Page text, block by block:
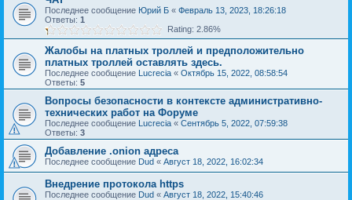
Последнее сообщение Юрий Б « Февраль 13, 2023, 18:26:18
Ответы: 1
Rating: 2.86%
Жалобы на платных троллей и предположительно
платных троллей оставлять здесь.
Последнее сообщение Lucrecia « Октябрь 15, 2022, 08:58:54
Ответы: 5
Вопросы безопасности в контексте административно-
технических работ на Форуме
Последнее сообщение Lucrecia « Сентябрь 5, 2022, 07:59:38
Ответы: 3
Добавление .onion адреса
Последнее сообщение Dud « Август 18, 2022, 16:02:34
Внедрение протокола https
Последнее сообщение Dud « Август 18, 2022, 15:40:46